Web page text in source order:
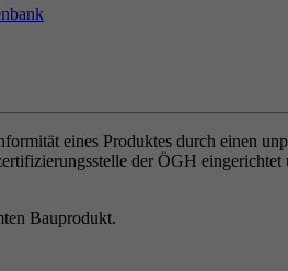
eines Produktes durch einen
der ÖGH